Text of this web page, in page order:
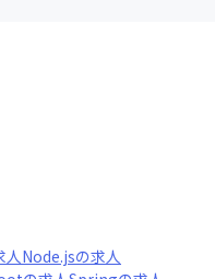
人Node.jsの求人